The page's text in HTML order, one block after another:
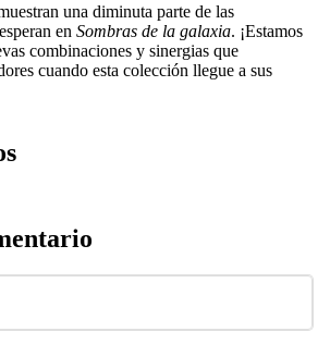
una diminuta parte de las
en Sombras de la galaxia. ¡Estamos
combinaciones y sinergias que
cuando esta colección llegue a sus